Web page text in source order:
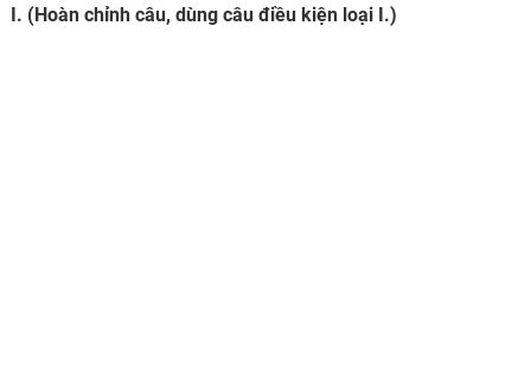
I. (Hoàn chỉnh câu, dùng câu điều kiện loại I.)